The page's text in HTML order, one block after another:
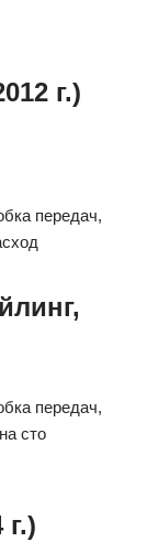
г.)
передач,
передач,
сто